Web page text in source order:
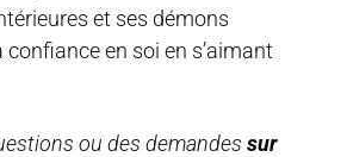
et ses démons
confiance en soi en s’aimant
ou des demandes sur